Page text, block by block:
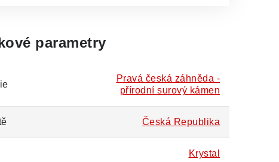
parametry
Pravá česká záhněda -
přírodní surový kámen
Česká Republika
Krystal